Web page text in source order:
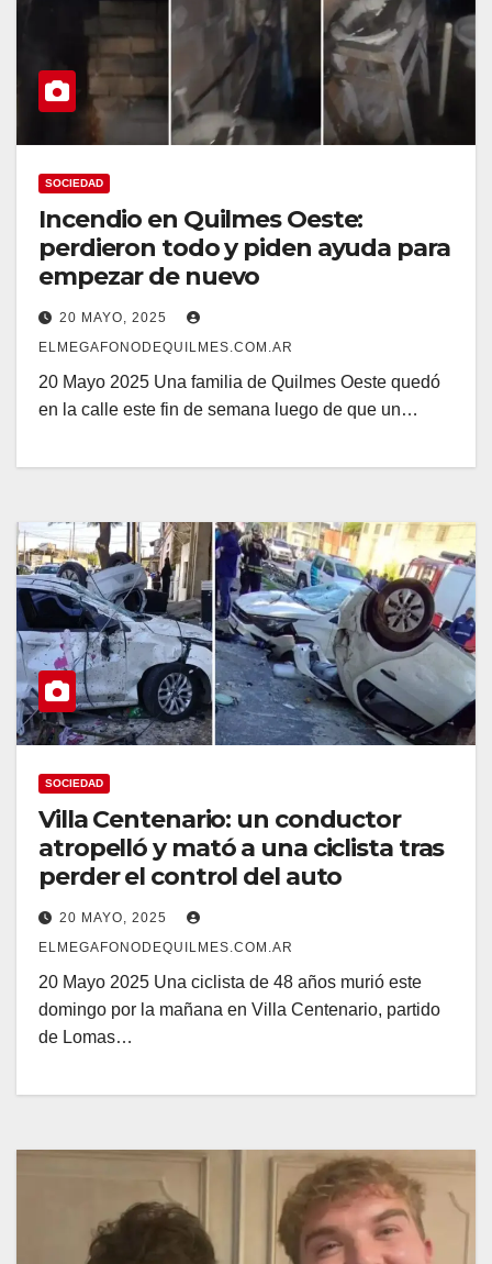
SOCIEDAD
Incendio en Quilmes Oeste:
perdieron todo y piden ayuda para
empezar de nuevo
20 MAYO, 2025
ELMEGAFONODEQUILMES.COM.AR
20 Mayo 2025 Una familia de Quilmes Oeste quedó
en la calle este fin de semana luego de que un…
SOCIEDAD
Villa Centenario: un conductor
atropelló y mató a una ciclista tras
perder el control del auto
20 MAYO, 2025
ELMEGAFONODEQUILMES.COM.AR
20 Mayo 2025 Una ciclista de 48 años murió este
domingo por la mañana en Villa Centenario, partido
de Lomas…